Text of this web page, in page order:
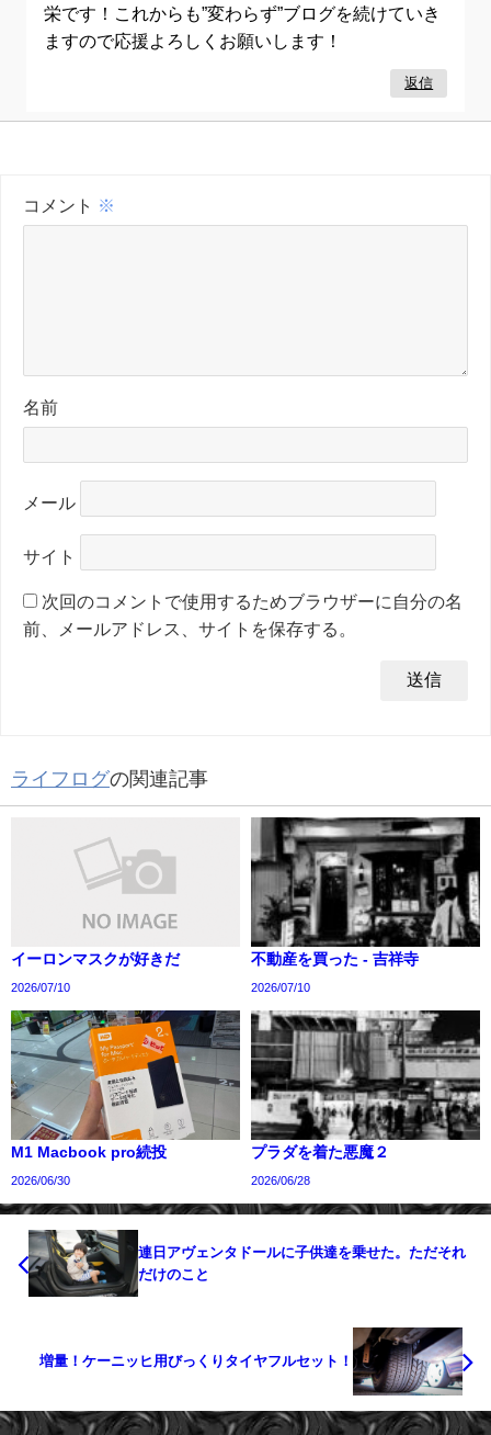
栄です！これからも”変わらず”ブログを続けていき
ますので応援よろしくお願いします！
返信
コメント ※
名前
メール
サイト
次回のコメントで使用するためブラウザーに自分の名
前、メールアドレス、サイトを保存する。
ライフログの関連記事
イーロンマスクが好きだ
2026/07/10
不動産を買った - 吉祥寺
2026/07/10
M1 Macbook pro続投
2026/06/30
プラダを着た悪魔２
2026/06/28
連日アヴェンタドールに子供達を乗せた。ただそれ
だけのこと
増量！ケーニッヒ用びっくりタイヤフルセット！